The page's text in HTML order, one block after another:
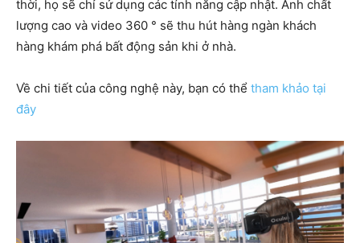
thời, họ sẽ chỉ sử dụng các tính năng cập nhật. Ảnh chất
lượng cao và video 360 ° sẽ thu hút hàng ngàn khách
hàng khám phá bất động sản khi ở nhà.
Về chi tiết của công nghệ này, bạn có thể tham khảo tại
đây